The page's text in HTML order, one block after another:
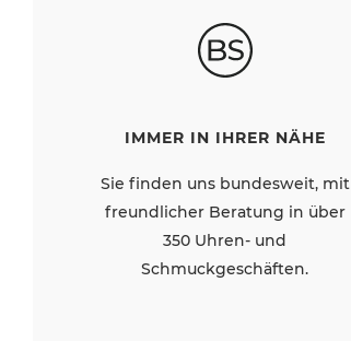
IMMER IN IHRER NÄHE
Sie finden uns bundesweit, mit
freundlicher Beratung in über
350 Uhren- und
Schmuckgeschäften.